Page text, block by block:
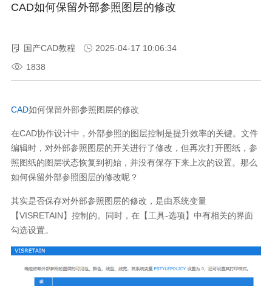
CAD如何保留外部参照图层的修改
国产CAD教程
2025-04-17 10:06:34
1838
CAD如何保留外部参照图层的修改
在CAD协作设计中，外部参照的图层控制是提升效率的关键。文件
编辑时，对外部参照图层的开关进行了修改，但再次打开图纸，参
照图纸的图层状态恢复到初始，并没有保存下来上次的设置。那么
如何保留外部参照图层的修改呢？
其实是否保存对外部参照图层的修改，是由系统变量
【VISRETAIN】控制的。同时，在【工具-选项】中有相关的界面
勾选设置。